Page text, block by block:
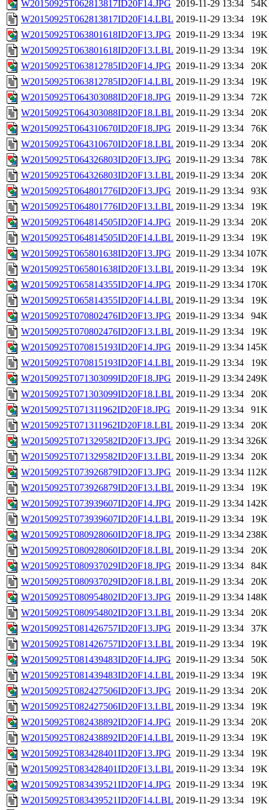
W20150925T062813817ID20F14.JPG 2019-11-29 13:34
54K
W20150925T062813817ID20F14.LBL 2019-11-29 13:34
19K
W20150925T063801618ID20F13.JPG 2019-11-29 13:34
19K
W20150925T063801618ID20F13.LBL 2019-11-29 13:34
19K
W20150925T063812785ID20F14.JPG 2019-11-29 13:34
20K
W20150925T063812785ID20F14.LBL 2019-11-29 13:34
19K
W20150925T064303088ID20F18.JPG 2019-11-29 13:34
72K
W20150925T064303088ID20F18.LBL 2019-11-29 13:34
20K
W20150925T064310670ID20F18.JPG 2019-11-29 13:34
76K
W20150925T064310670ID20F18.LBL 2019-11-29 13:34
20K
W20150925T064326803ID20F13.JPG 2019-11-29 13:34
78K
W20150925T064326803ID20F13.LBL 2019-11-29 13:34
20K
W20150925T064801776ID20F13.JPG 2019-11-29 13:34
93K
W20150925T064801776ID20F13.LBL 2019-11-29 13:34
19K
W20150925T064814505ID20F14.JPG 2019-11-29 13:34
20K
W20150925T064814505ID20F14.LBL 2019-11-29 13:34
19K
W20150925T065801638ID20F13.JPG 2019-11-29 13:34 107K
W20150925T065801638ID20F13.LBL 2019-11-29 13:34
19K
W20150925T065814355ID20F14.JPG 2019-11-29 13:34 170K
W20150925T065814355ID20F14.LBL 2019-11-29 13:34
19K
W20150925T070802476ID20F13.JPG 2019-11-29 13:34
94K
W20150925T070802476ID20F13.LBL 2019-11-29 13:34
19K
W20150925T070815193ID20F14.JPG 2019-11-29 13:34 145K
W20150925T070815193ID20F14.LBL 2019-11-29 13:34
19K
W20150925T071303099ID20F18.JPG 2019-11-29 13:34 249K
W20150925T071303099ID20F18.LBL 2019-11-29 13:34
20K
W20150925T071311962ID20F18.JPG 2019-11-29 13:34
91K
W20150925T071311962ID20F18.LBL 2019-11-29 13:34
20K
W20150925T071329582ID20F13.JPG 2019-11-29 13:34 326K
W20150925T071329582ID20F13.LBL 2019-11-29 13:34
20K
W20150925T073926879ID20F13.JPG 2019-11-29 13:34 112K
W20150925T073926879ID20F13.LBL 2019-11-29 13:34
19K
W20150925T073939607ID20F14.JPG 2019-11-29 13:34 142K
W20150925T073939607ID20F14.LBL 2019-11-29 13:34
19K
W20150925T080928060ID20F18.JPG 2019-11-29 13:34 238K
W20150925T080928060ID20F18.LBL 2019-11-29 13:34
20K
W20150925T080937029ID20F18.JPG 2019-11-29 13:34
84K
W20150925T080937029ID20F18.LBL 2019-11-29 13:34
20K
W20150925T080954802ID20F13.JPG 2019-11-29 13:34 148K
W20150925T080954802ID20F13.LBL 2019-11-29 13:34
20K
W20150925T081426757ID20F13.JPG 2019-11-29 13:34
37K
W20150925T081426757ID20F13.LBL 2019-11-29 13:34
19K
W20150925T081439483ID20F14.JPG 2019-11-29 13:34
50K
W20150925T081439483ID20F14.LBL 2019-11-29 13:34
19K
W20150925T082427506ID20F13.JPG 2019-11-29 13:34
20K
W20150925T082427506ID20F13.LBL 2019-11-29 13:34
19K
W20150925T082438892ID20F14.JPG 2019-11-29 13:34
20K
W20150925T082438892ID20F14.LBL 2019-11-29 13:34
19K
W20150925T083428401ID20F13.JPG 2019-11-29 13:34
19K
W20150925T083428401ID20F13.LBL 2019-11-29 13:34
19K
W20150925T083439521ID20F14.JPG 2019-11-29 13:34
19K
W20150925T083439521ID20F14.LBL 2019-11-29 13:34
19K